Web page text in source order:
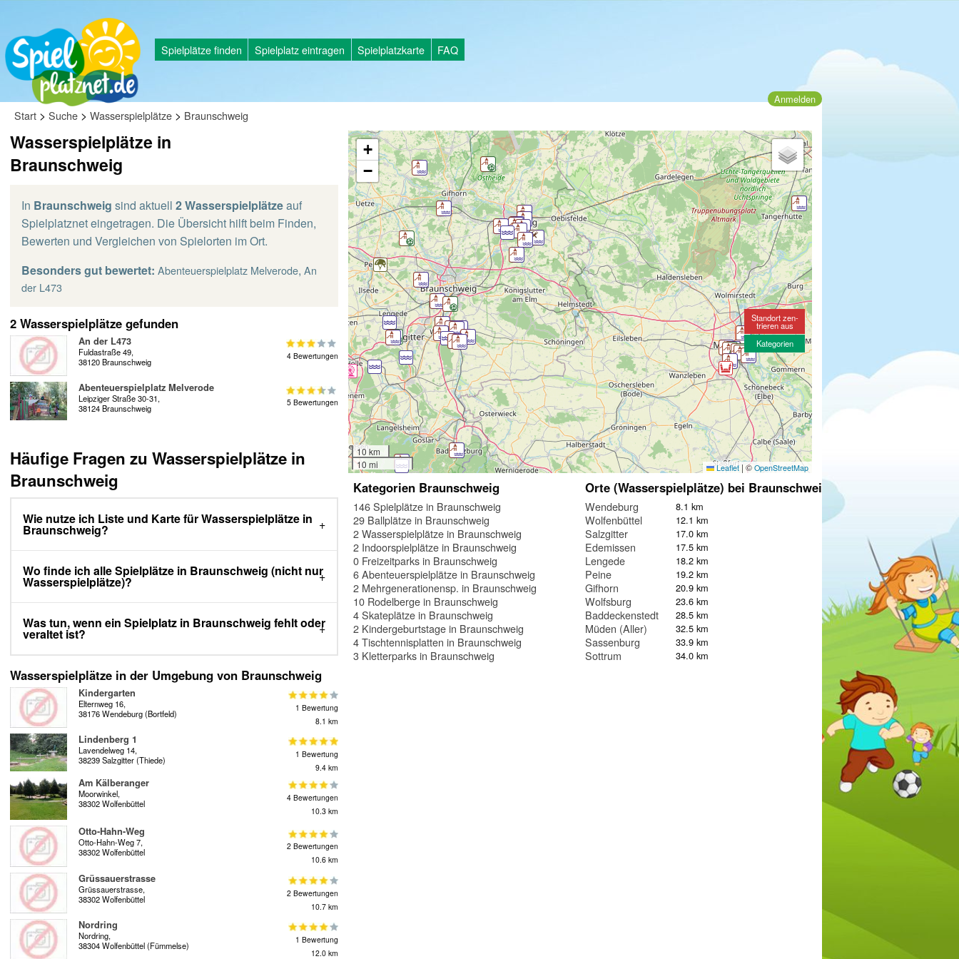
Spielplätze finden Spielplatz eintragen Spielplatzkarte FAQ
Anmelden
Start > Suche > Wasserspielplätze > Braunschweig
Wasserspielplätze in
Braunschweig
In Braunschweig sind aktuell 2 Wasserspielplätzeauf
Spielplatznet eingetragen. Die Übersicht hilft beim Finden,
Bewerten und Vergleichen von Spielorten im Ort.
Besonders gut bewertet: Abenteuerspielplatz Melverode, An
der L473
2 Wasserspielplätze gefunden
An der L473
Fuldastraße 49,
38120 Braunschweig
4 Bewertungen
Abenteuerspielplatz Melverode
Leipziger Straße 30-31,
38124 Braunschweig
5 Bewertungen
Häufige Fragen zu Wasserspielplätze in
Braunschweig
Wie nutze ich Liste und Karte für Wasserspielplätze in
Braunschweig?
Wo finde ich alle Spielplätze in Braunschweig (nicht nur
Wasserspielplätze)?
Was tun, wenn ein Spielplatz in Braunschweig fehlt oder
veraltet ist?
Wasserspielplätze in der Umgebung von Braunschweig
Kindergarten
Elternweg 16,
38176 Wendeburg (Bortfeld)
1 Bewertung
8.1 km
Lindenberg 1
Lavendelweg 14,
38239 Salzgitter (Thiede)
1 Bewertung
9.4 km
Am Kälberanger
Moorwinkel,
38302 Wolfenbüttel
4 Bewertungen
10.3 km
Otto-Hahn-Weg
Otto-Hahn-Weg 7,
38302 Wolfenbüttel
2 Bewertungen
10.6 km
Grüssauerstrasse
Grüssauerstrasse,
38302 Wolfenbüttel
2 Bewertungen
10.7 km
Nordring
Nordring,
38304 Wolfenbüttel (Fümmelse)
1 Bewertung
12.0 km
+
−
10 km
10 mi
Leaflet | © OpenStreetMap
Standort zen-
trieren aus
Kategorien
Kategorien Braunschweig
146 Spielplätze in Braunschweig
29 Ballplätze in Braunschweig
2 Wasserspielplätze in Braunschweig
2 Indoorspielplätze in Braunschweig
0 Freizeitparks in Braunschweig
6 Abenteuerspielplätze in Braunschweig
2 Mehrgenerationensp. in Braunschweig
10 Rodelberge in Braunschweig
4 Skateplätze in Braunschweig
2 Kindergeburtstage in Braunschweig
4 Tischtennisplatten in Braunschweig
3 Kletterparks in Braunschweig
Orte (Wasserspielplätze) bei Braunschweig
Wendeburg 8.1 km
Wolfenbüttel 12.1 km
Salzgitter 17.0 km
Edemissen 17.5 km
Lengede 18.2 km
Peine 19.2 km
Gifhorn 20.9 km
Wolfsburg 23.6 km
Baddeckenstedt 28.5 km
Müden (Aller) 32.5 km
Sassenburg 33.9 km
Sottrum 34.0 km